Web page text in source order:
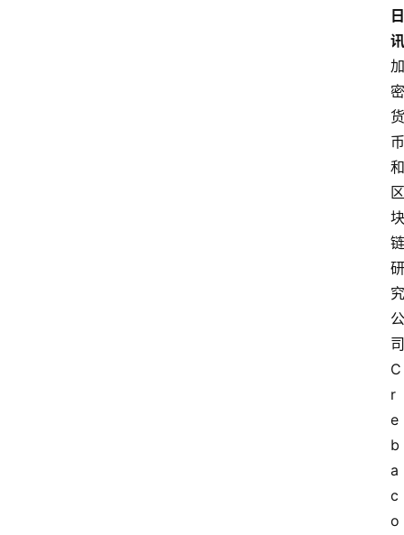
日
讯
加
密
货
币
和
区
块
链
研
究
公
司
C
r
e
b
a
c
o